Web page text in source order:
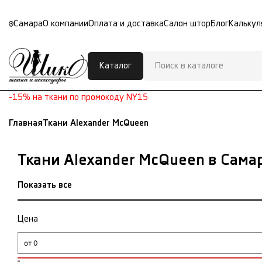
СамараО компанииОплата и доставкаСалон штор Блог
Каталог
-15% на ткани по промокоду NY15
ГлавнаяТкани Alexander McQueen
Ткани Alexander McQueen в
Показать все
Цена